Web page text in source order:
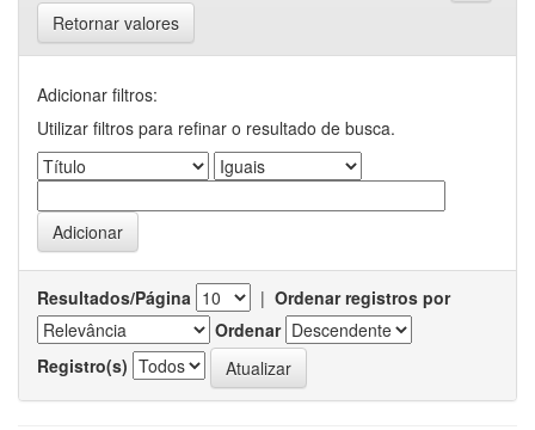
Retornar valores
Adicionar filtros:
Utilizar filtros para refinar o resultado de busca.
Resultados/Página | Ordenar registros por
Ordenar
Registro(s)